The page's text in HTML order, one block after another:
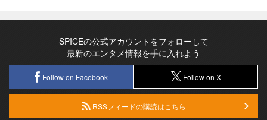
SPICEの公式アカウントをフォローして
最新のエンタメ情報を手に入れよう
Follow on Facebook Follow on X
RSSフィードの購読はこちら